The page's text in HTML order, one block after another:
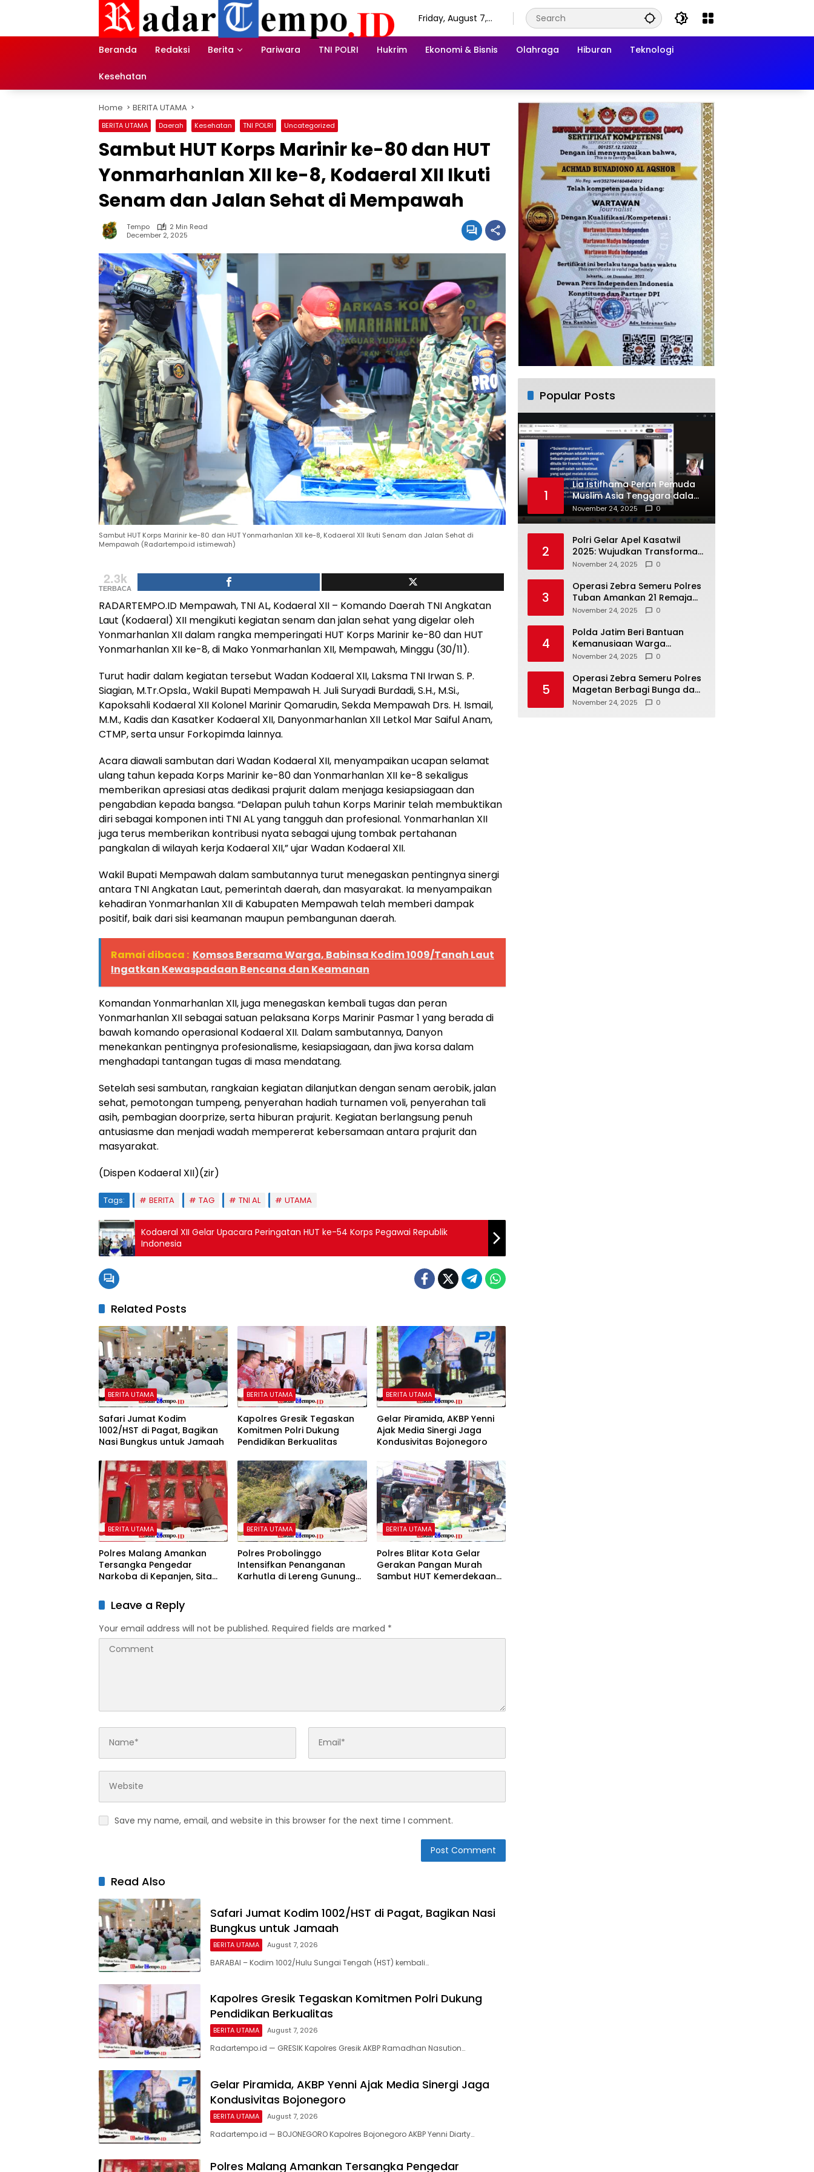
Friday, August 7,
Beranda
Redaksi Berita Pariwara TNI POLRI Hukrim Ekonomi & Bisnis Olahraga Hiburan Teknologi
Kesehatan
Home BERITA UTAMA
BERITA UTAMA Daerah Kesehatan TNI POLRI Uncategorized
Sambut HUT Korps Marinir ke-80 dan HUT
Yonmarhanlan XII ke-8, Kodaeral XII Ikuti
Senam dan Jalan Sehat di Mempawah
Tempo
2 Min Read
December 2, 2025
Sambut HUT Korps Marinir ke-80 dan HUT Yonmarhanlan XII ke-8, Kodaeral XII Ikuti Senam dan Jalan Sehat di
Mempawah (Radartempo.id istimewah)
2.3k
TERBACA
RADARTEMPO.ID Mempawah, TNI AL, Kodaeral XII – Komando Daerah TNI Angkatan
Laut (Kodaeral) XII mengikuti kegiatan senam dan jalan sehat yang digelar oleh
Yonmarhanlan XII dalam rangka memperingati HUT Korps Marinir ke-80 dan HUT
Yonmarhanlan XII ke-8, di Mako Yonmarhanlan XII, Mempawah, Minggu (30/11).
Turut hadir dalam kegiatan tersebut Wadan Kodaeral XII, Laksma TNI Irwan S. P.
Siagian, M.Tr.Opsla., Wakil Bupati Mempawah H. Juli Suryadi Burdadi, S.H., M.Si.,
Kapoksahli Kodaeral XII Kolonel Marinir Qomarudin, Sekda Mempawah Drs. H. Ismail,
M.M., Kadis dan Kasatker Kodaeral XII, Danyonmarhanlan XII Letkol Mar Saiful Anam,
CTMP, serta unsur Forkopimda lainnya.
Acara diawali sambutan dari Wadan Kodaeral XII, menyampaikan ucapan selamat
ulang tahun kepada Korps Marinir ke-80 dan Yonmarhanlan XII ke-8 sekaligus
memberikan apresiasi atas dedikasi prajurit dalam menjaga kesiapsiagaan dan
pengabdian kepada bangsa. “Delapan puluh tahun Korps Marinir telah membuktikan
diri sebagai komponen inti TNI AL yang tangguh dan profesional. Yonmarhanlan XII
juga terus memberikan kontribusi nyata sebagai ujung tombak pertahanan
pangkalan di wilayah kerja Kodaeral XII,” ujar Wadan Kodaeral XII.
Wakil Bupati Mempawah dalam sambutannya turut menegaskan pentingnya sinergi
antara TNI Angkatan Laut, pemerintah daerah, dan masyarakat. Ia menyampaikan
kehadiran Yonmarhanlan XII di Kabupaten Mempawah telah memberi dampak
positif, baik dari sisi keamanan maupun pembangunan daerah.
Ramai dibaca : Komsos Bersama Warga, Babinsa Kodim 1009/Tanah Laut
Ingatkan Kewaspadaan Bencana dan Keamanan
Komandan Yonmarhanlan XII, juga menegaskan kembali tugas dan peran
Yonmarhanlan XII sebagai satuan pelaksana Korps Marinir Pasmar 1 yang berada di
bawah komando operasional Kodaeral XII. Dalam sambutannya, Danyon
menekankan pentingnya profesionalisme, kesiapsiagaan, dan jiwa korsa dalam
menghadapi tantangan tugas di masa mendatang.
Setelah sesi sambutan, rangkaian kegiatan dilanjutkan dengan senam aerobik, jalan
sehat, pemotongan tumpeng, penyerahan hadiah turnamen voli, penyerahan tali
asih, pembagian doorprize, serta hiburan prajurit. Kegiatan berlangsung penuh
antusiasme dan menjadi wadah mempererat kebersamaan antara prajurit dan
masyarakat.
(Dispen Kodaeral XII)(zir)
Tags: BERITA TAG TNI AL UTAMA
Kodaeral XII Gelar Upacara Peringatan HUT ke-54 Korps Pegawai Republik
Indonesia
Related Posts
BERITA UTAMA
Safari Jumat Kodim
1002/HST di Pagat, Bagikan
Nasi Bungkus untuk Jamaah
BERITA UTAMA
Kapolres Gresik Tegaskan
Komitmen Polri Dukung
Pendidikan Berkualitas
BERITA UTAMA
Gelar Piramida, AKBP Yenni
Ajak Media Sinergi Jaga
Kondusivitas Bojonegoro
BERITA UTAMA
Polres Malang Amankan
Tersangka Pengedar
Narkoba di Kepanjen, Sita
Gram
BERITA UTAMA
Polres Probolinggo
Intensifkan Penanganan
Karhutla di Lereng Gunung
BERITA UTAMA
Polres Blitar Kota Gelar
Gerakan Pangan Murah
Sambut HUT Kemerdekaan
Leave a Reply
Your email address will not be published. Required fields are marked *
Save my name, email, and website in this browser for the next time I comment.
Read Also
Safari Jumat Kodim 1002/HST di Pagat, Bagikan Nasi
Bungkus untuk Jamaah
BERITA UTAMA August 7, 2026
BARABAI – Kodim 1002/Hulu Sungai Tengah (HST) kembali…
Kapolres Gresik Tegaskan Komitmen Polri Dukung
Pendidikan Berkualitas
BERITA UTAMA August 7, 2026
Radartempo.id — GRESIK Kapolres Gresik AKBP Ramadhan Nasution…
Gelar Piramida, AKBP Yenni Ajak Media Sinergi Jaga
Kondusivitas Bojonegoro
BERITA UTAMA August 7, 2026
Radartempo.id — BOJONEGORO Kapolres Bojonegoro AKBP Yenni Diarty…
Polres Malang Amankan Tersangka Pengedar
Popular Posts
1
Lia Istifhama Peran Pemuda
Muslim Asia Tenggara dalam
Inovasi dan Kolaborasi
Internasional
November 24, 2025 0
2
Polri Gelar Apel Kasatwil
2025: Wujudkan Transformasi
Polri yang Profesional untuk
November 24, 2025 0
3
Operasi Zebra Semeru Polres
Tuban Amankan 21 Remaja
Pelaku Balap Liar
November 24, 2025 0
4
Polda Jatim Beri Bantuan
Kemanusiaan Warga
Terdampak Erupsi Gunung
November 24, 2025 0
5
Operasi Zebra Semeru Polres
Magetan Berbagi Bunga dan
Coklat Ajak Warga Tertib
November 24, 2025 0